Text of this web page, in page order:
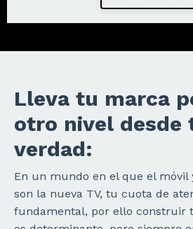
Lleva tu marca
otro nivel desde
verdad:
En un mundo en el que el móvil
son la nueva TV, tu cuota de
fundamental, por ello construir